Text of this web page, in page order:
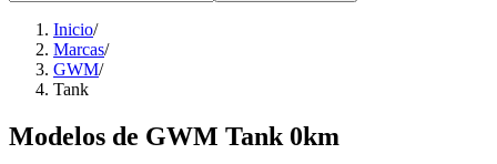
Inicio/
Marcas/
GWM/
Tank
Modelos de GWM Tank 0km